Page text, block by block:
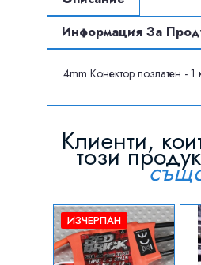
Информация За
4mm Конектор позлатен - 1
Клиенти,
този
ИЗЧЕРПАН